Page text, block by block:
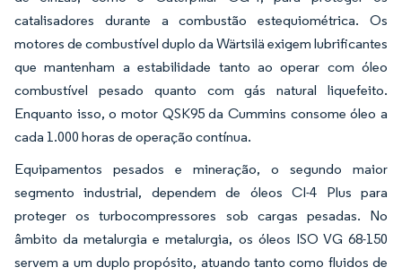
catalisadores durante a combustão estequiométrica. Os
motores de combustível duplo da Wärtsilä exigem lubrificantes
que mantenham a estabilidade tanto ao operar com óleo
combustível pesado quanto com gás natural liquefeito.
Enquanto isso, o motor QSK95 da Cummins consome óleo a
cada 1.000 horas de operação contínua.
Equipamentos pesados e mineração, o segundo maior
segmento industrial, dependem de óleos CI-4 Plus para
proteger os turbocompressores sob cargas pesadas. No
âmbito da metalurgia e metalurgia, os óleos ISO VG 68-150
servem a um duplo propósito, atuando tanto como fluidos de